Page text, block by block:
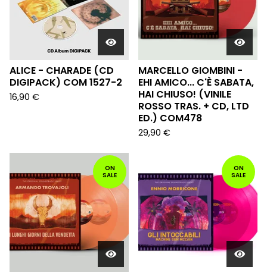
ALICE - CHARADE (CD
DIGIPACK) COM 1527-2
16,90 €
MARCELLO GIOMBINI -
EHI AMICO... C'È SABATA,
HAI CHIUSO! (VINILE
ROSSO TRAS. + CD, LTD
ED.) COM478
29,90 €
ON
SALE
ON
SALE